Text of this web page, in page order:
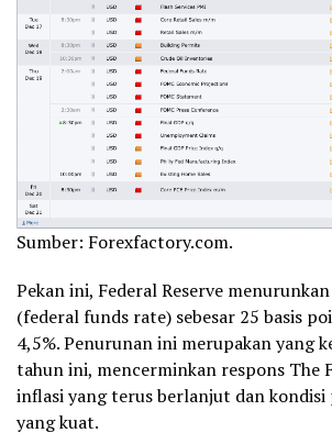
Sumber: Forexfactory.com.
Pekan ini, Federal Reserve
(federal funds rate) sebesar 25 basis
4,5%. Penurunan ini merupakan yang
tahun ini, mencerminkan respons The
inflasi yang terus berlanjut dan kondisi
yang kuat.